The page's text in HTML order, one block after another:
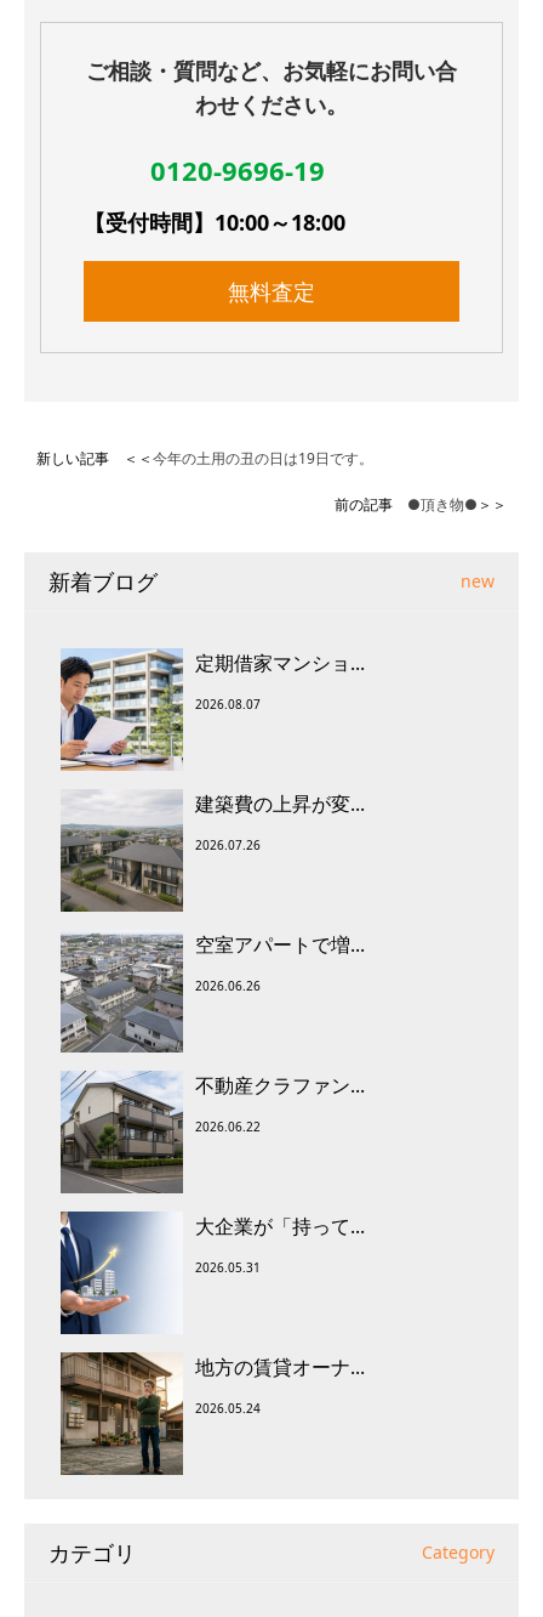
ご相談・質問など、お気軽にお問い合
わせください。
0120-9696-19
【受付時間】10:00～18:00
無料査定
新しい記事 ＜＜今年の土用の丑の日は19日です。
前の記事 ●頂き物● ＞＞
新着ブログ new
定期借家マンショ...
2026.08.07
建築費の上昇が変...
2026.07.26
空室アパートで増...
2026.06.26
不動産クラファン...
2026.06.22
大企業が「持って...
2026.05.31
地方の賃貸オーナ...
2026.05.24
カテゴリ Category